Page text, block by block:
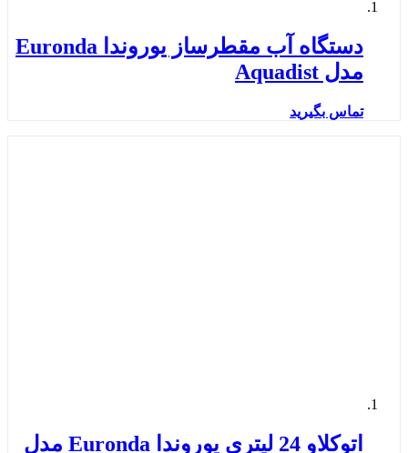
دستگاه آب مقطرساز یوروندا Euronda
مدل Aquadist
تماس بگیرید
اتوکلاو 24 لیتری یوروندا Euronda مدل